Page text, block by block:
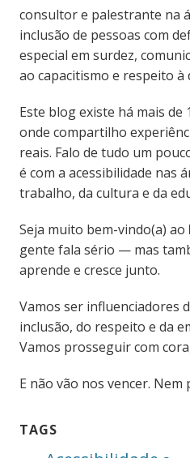
consultor e palestrante na
inclusão de pessoas com
especial em surdez,
ao capacitismo e respeito à
Este blog existe há mais de
onde compartilho
reais. Falo de tudo um
é com a acessibilidade nas
trabalho, da cultura e da
Seja muito bem-vindo(a) ao
gente fala sério — mas
aprende e cresce junto.
Vamos ser influenciadores
inclusão, do respeito e da
Vamos prosseguir com
E não vão nos vencer. Nem
TAGS